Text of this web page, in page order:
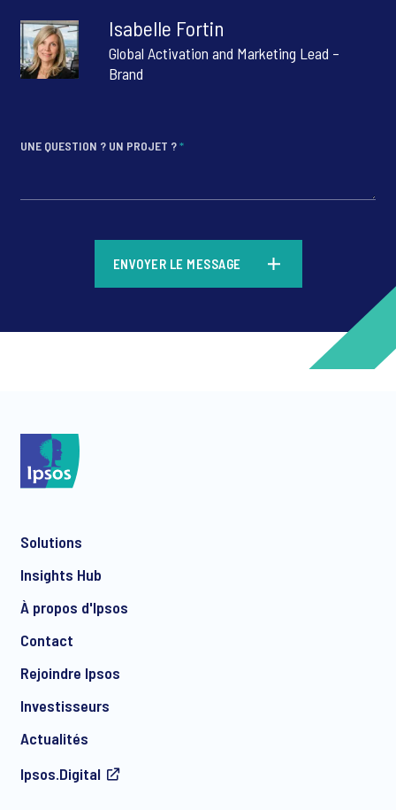
Isabelle Fortin
Global Activation and Marketing Lead –
Brand
UNE QUESTION ? UN PROJET ?*
ENVOYER LE MESSAGE
Solutions
Insights Hub
À propos d'Ipsos
Contact
Rejoindre Ipsos
Investisseurs
Actualités
Ipsos.Digital